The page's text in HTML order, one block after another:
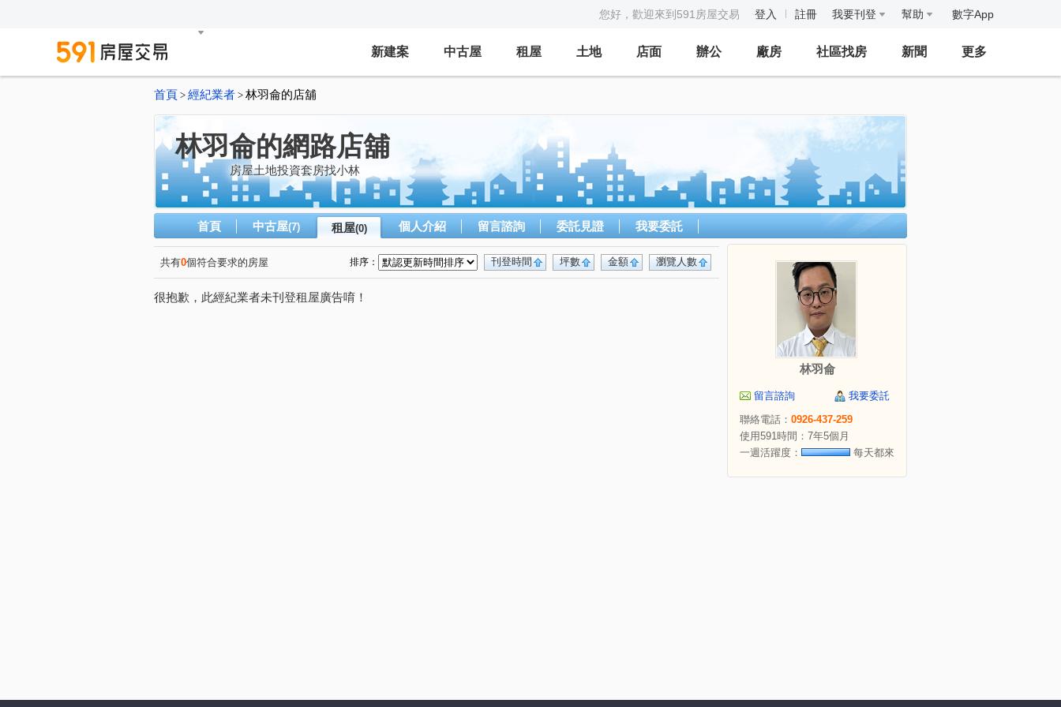
您好，歡迎來到591房屋交易 登入 註冊 我要刊登 幫助 數字App
新建案 中古屋 租屋 土地 店面 辦公 廠房 社區找房 新聞 更多
首頁 > 經紀業者 > 林羽侖的店舖
林羽侖的網路店舖
房屋土地投資套房找小林
首頁 中古屋(7) 租屋(0) 個人介紹 留言諮詢 委託見證 我要委託
共有0個符合要求的房屋 瀏覽人數
金額
坪數
刊登時間
排序：
很抱歉，此經紀業者未刊登租屋廣告唷！
林羽侖
留言諮詢
我要委託
聯絡電話： 0926-437-259
使用591時間：7年5個月
一週活躍度：
每天都來